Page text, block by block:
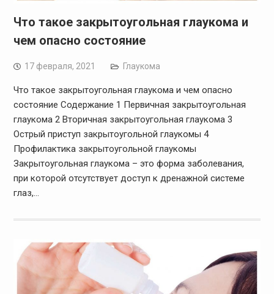
Что такое закрытоугольная глаукома и
чем опасно состояние
17 февраля, 2021 Глаукома
Что такое закрытоугольная глаукома и чем опасно
состояние Содержание 1 Первичная закрытоугольная
глаукома 2 Вторичная закрытоугольная глаукома 3
Острый приступ закрытоугольной глаукомы 4
Профилактика закрытоугольной глаукомы
Закрытоугольная глаукома – это форма заболевания,
при которой отсутствует доступ к дренажной системе
глаз,…